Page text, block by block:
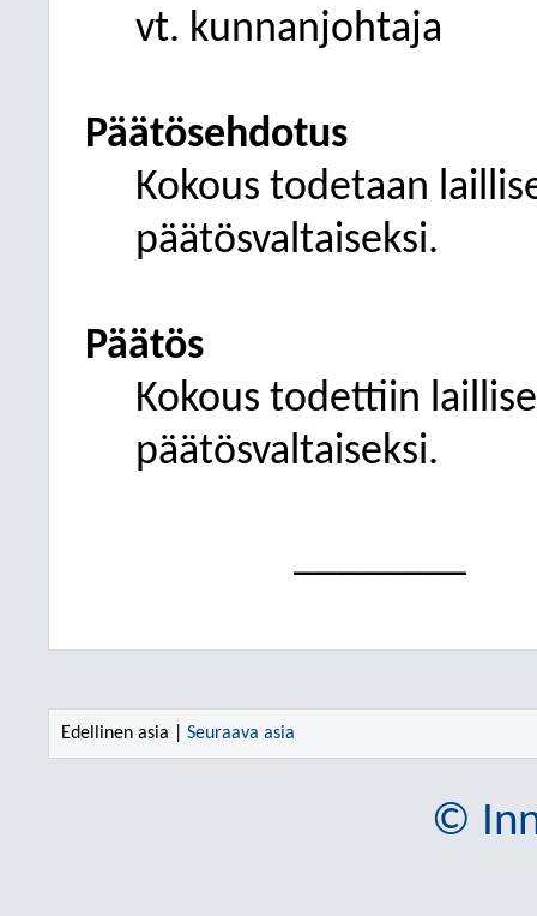
vt. kunnanjohtaja
Päätösehdotus
Kokous todetaan
päätösvaltaiseksi.
Päätös
Kokous todettiin
päätösvaltaiseksi.
Edellinen asia | Seuraava asia
©